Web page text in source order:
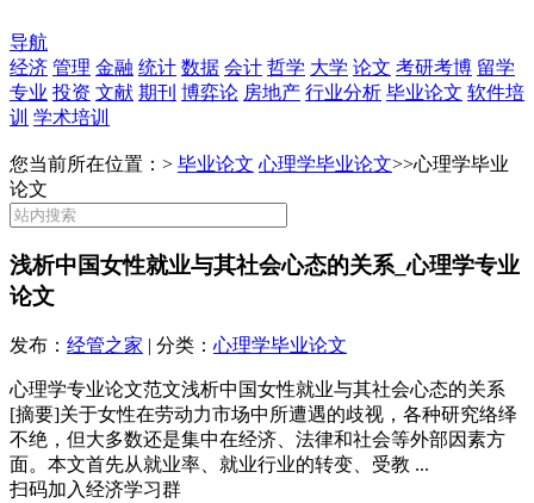
导航
经济 管理 金融 统计 数据 会计 哲学 大学 论文 考研考博 留学
专业 投资 文献 期刊 博弈论 房地产 行业分析 毕业论文 软件培
训 学术培训
您当前所在位置：> 毕业论文 心理学毕业论文>>心理学毕业
论文
浅析中国女性就业与其社会心态的关系_心理学专业
论文
发布： 经管之家 | 分类： 心理学毕业论文
心理学专业论文范文浅析中国女性就业与其社会心态的关系
[摘要]关于女性在劳动力市场中所遭遇的歧视，各种研究络绎
不绝，但大多数还是集中在经济、法律和社会等外部因素方
面。本文首先从就业率、就业行业的转变、受教 ...
扫码加入经济学习群